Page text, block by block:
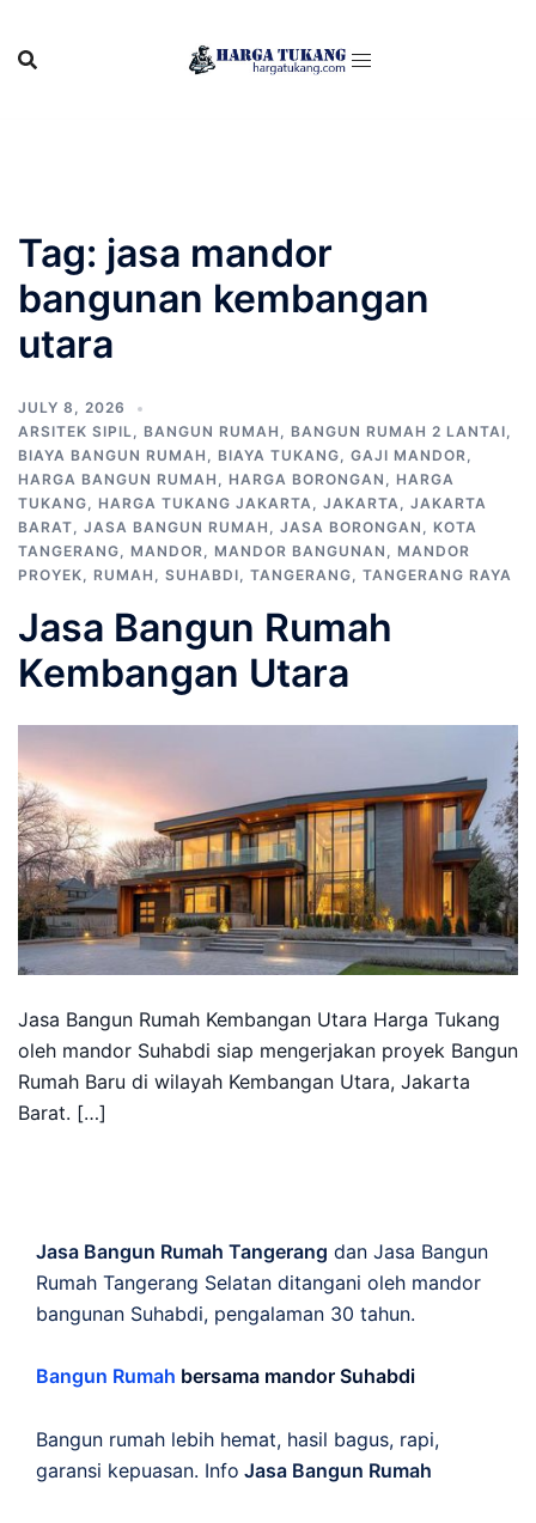
content
Tag: jasa mandor
bangunan kembangan
utara
JULY 8, 2026
ARSITEK SIPIL, BANGUN RUMAH , BANGUN RUMAH 2 LANTAI,
BIAYA BANGUN RUMAH , BIAYA TUKANG, GAJI MANDOR,
HARGA BANGUN RUMAH , HARGA BORONGAN , HARGA
TUKANG, HARGA TUKANG JAKARTA, JAKARTA, JAKARTA
BARAT, JASA BANGUN RUMAH , JASA BORONGAN , KOTA
TANGERANG, MANDOR, MANDOR BANGUNAN , MANDOR
PROYEK, RUMAH , SUHABDI, TANGERANG, TANGERANG RAYA
Jasa Bangun Rumah
Kembangan Utara
Jasa Bangun Rumah Kembangan Utara Harga Tukang
oleh mandor Suhabdi siap mengerjakan proyek Bangun
Rumah Baru di wilayah Kembangan Utara, Jakarta
Barat. […]
Jasa Bangun Rumah Tangerang dan Jasa Bangun
Rumah Tangerang Selatan ditangani oleh mandor
bangunan Suhabdi, pengalaman 30 tahun.
Bangun Rumah bersama mandor Suhabdi
Bangun rumah lebih hemat, hasil bagus, rapi,
garansi kepuasan. Info Jasa Bangun Rumah